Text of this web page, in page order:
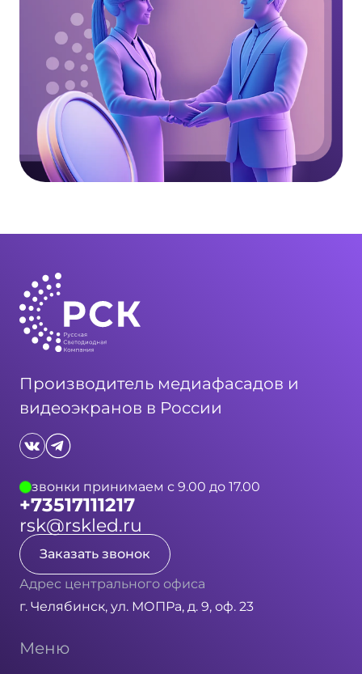
Производитель медиафасадов и
видеоэкранов в России
звонки принимаем с 9.00 до 17.00
+73517111217
rsk@rskled.ru
Заказать звонок
Адрес центрального офиса
г. Челябинск, ул. МОПРа, д. 9, оф. 23
Меню